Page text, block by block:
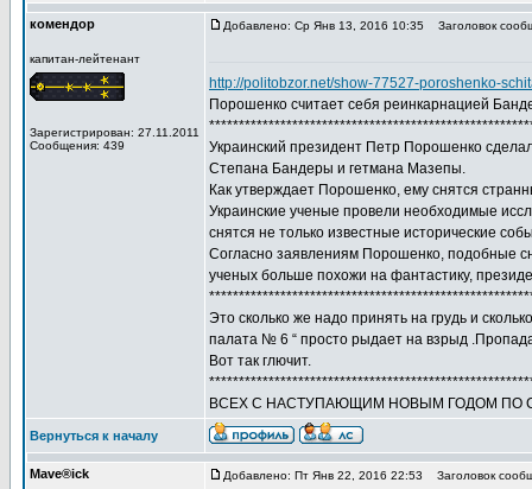
комендор
капитан-лейтенант
Зарегистрирован: 27.11.2011
Сообщения: 439
Добавлено: Ср Янв 13, 2016 10:35 Заголовок
http://politobzor.net/show-77527-poroshenko-
Порошенко считает себя реинкарнацией
Украинский президент Петр Порошенко
Степана Бандеры и гетмана Мазепы.
Как утверждает Порошенко, ему снятся
Украинские ученые провели необходимые
снятся не только известные исторические
Согласно заявлениям Порошенко, подобные
ученых больше похожи на фантастику,
Это сколько же надо принять на грудь и
палата № 6 “ просто рыдает на взрыд
Вот так глючит.
ВСЕХ С НАСТУПАЮЩИМ НОВЫМ ГОДОМ ПО
Вернуться к началу
Mave®ick Добавлено: Пт Янв 22, 2016 22:53 Заголовок